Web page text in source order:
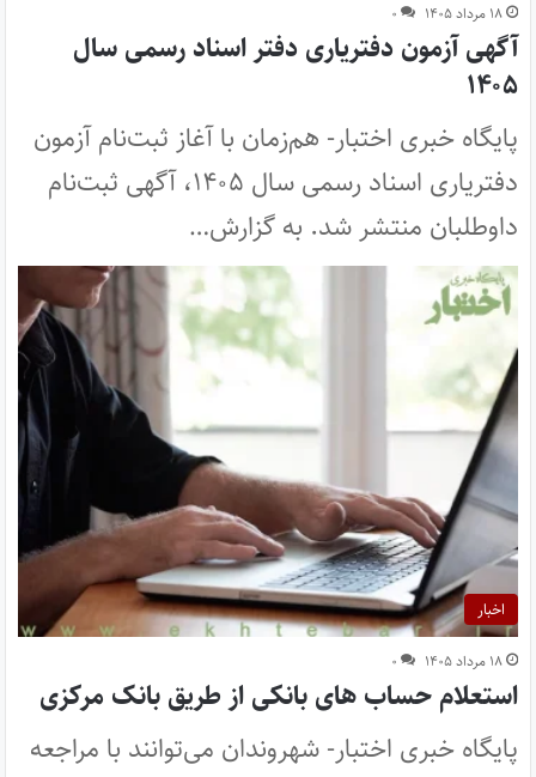
۱۸ مرداد ۱۴۰۵ ۰
آگهی آزمون دفتریاری دفتر اسناد رسمی سال
۱۴۰۵
پایگاه خبری اختبار- هم‌زمان با آغاز ثبت‌نام آزمون
دفتریاری اسناد رسمی سال ۱۴۰۵، آگهی ثبت‌نام
داوطلبان منتشر شد. به گزارش…
اخبار
۱۸ مرداد ۱۴۰۵ ۰
استعلام حساب های بانکی از طریق بانک مرکزی
پایگاه خبری اختبار- شهروندان می‌توانند با مراجعه